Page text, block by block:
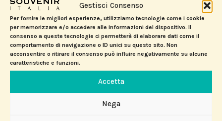
Gestisci Consenso
Per fornire le migliori esperienze, utilizziamo tecnologie come i cookie
per memorizzare e/o accedere alle informazioni del dispositivo. Il
consenso a queste tecnologie ci permetterà di elaborare dati come il
comportamento di navigazione o ID unici su questo sito. Non
acconsentire o ritirare il consenso può influire negativamente su alcune
caratteristiche e funzioni.
Accetta
Nega